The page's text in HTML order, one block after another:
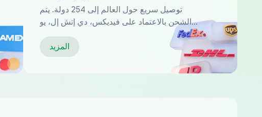
توصيل سريع حول العالم إلى 254 دولة. يتم
الشحن بالاعتماد على فيديكس، دي إتش إل، يو
بي إس...
المزيد